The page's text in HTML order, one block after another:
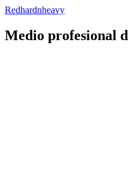
Redhardnheavy
Medio profesional